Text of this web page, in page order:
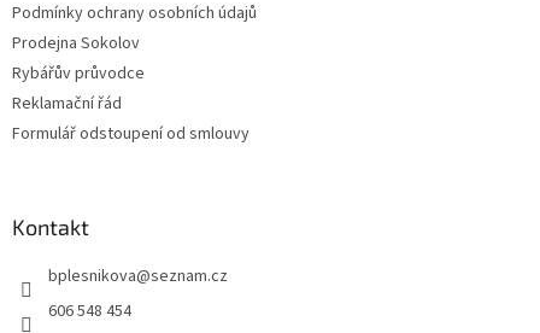
Podmínky ochrany osobních údajů
Prodejna Sokolov
Rybářův průvodce
Reklamační řád
Formulář odstoupení od smlouvy
Kontakt
bplesnikova@seznam.cz
606 548 454